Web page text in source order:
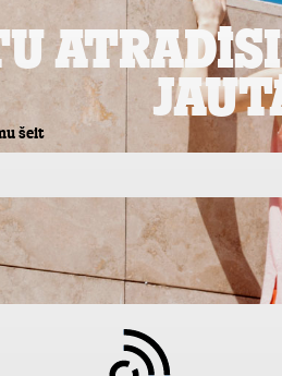
šeit